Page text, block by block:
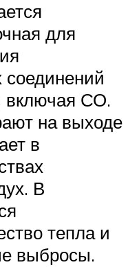
для
включая СО.
на выходе
в
В
тепла и
выбросы.